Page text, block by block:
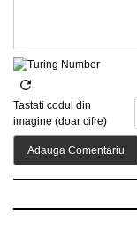
Tastati codul din
imagine (doar cifre)